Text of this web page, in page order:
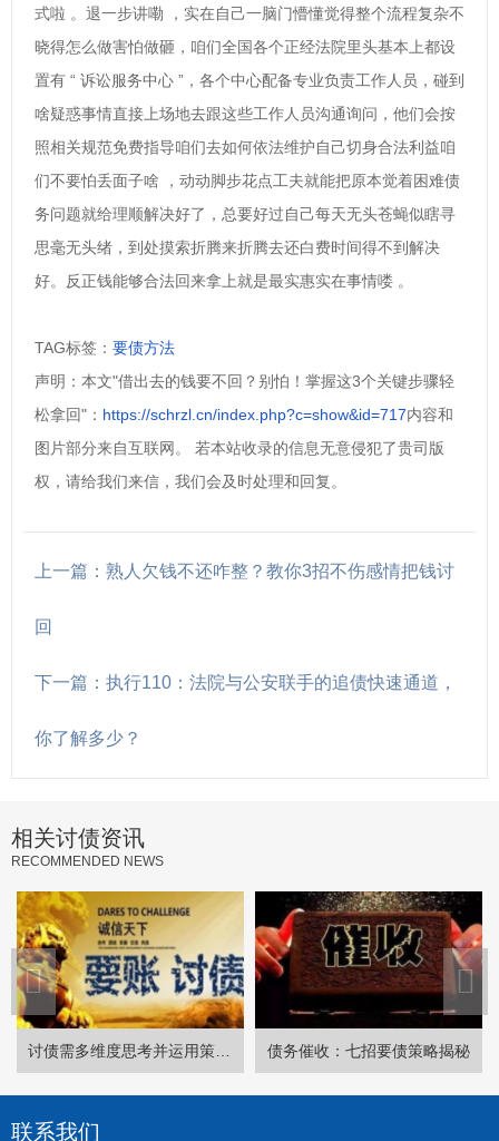
式啦 。退一步讲嘞 ，实在自己一脑门懵懂觉得整个流程复杂不
晓得怎么做害怕做砸，咱们全国各个正经法院里头基本上都设
置有 “ 诉讼服务中心 ”，各个中心配备专业负责工作人员，碰到
啥疑惑事情直接上场地去跟这些工作人员沟通询问，他们会按
照相关规范免费指导咱们去如何依法维护自己切身合法利益咱
们不要怕丢面子啥 ，动动脚步花点工夫就能把原本觉着困难债
务问题就给理顺解决好了，总要好过自己每天无头苍蝇似瞎寻
思毫无头绪，到处摸索折腾来折腾去还白费时间得不到解决
好。反正钱能够合法回来拿上就是最实惠实在事情喽 。
TAG标签： 要债方法
声明：本文"借出去的钱要不回？别怕！掌握这3个关键步骤轻
松拿回"： https://schrzl.cn/index.php?c=show&id=717内容和
图片部分来自互联网。 若本站收录的信息无意侵犯了贵司版
权，请给我们来信，我们会及时处理和回复。
上一篇：熟人欠钱不还咋整？教你3招不伤感情把钱讨
回
下一篇：执行110：法院与公安联手的追债快速通道，
你了解多少？
相关讨债资讯
RECOMMENDED NEWS
债务催收：七招要债策略揭秘
联系我们